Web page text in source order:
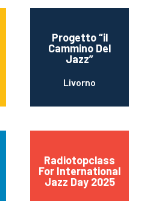
Progetto “il
Cammino Del
Jazz”
Livorno
Radiotopclass
For International
Jazz Day 2025